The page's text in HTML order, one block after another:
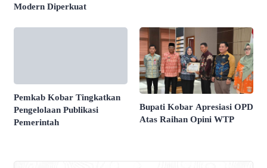
Modern Diperkuat
Pemkab Kobar Tingkatkan
Pengelolaan Publikasi
Pemerintah
Bupati Kobar Apresiasi OPD
Atas Raihan Opini WTP